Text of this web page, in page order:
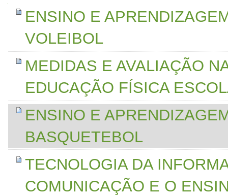
Navegação
ENSINO E
VOLEIBOL
MEDIDAS E AVALIAÇÃO
EDUCAÇÃO FÍSICA
ENSINO E
BASQUETEBOL
TECNOLOGIA DA
COMUNICAÇÃO E O